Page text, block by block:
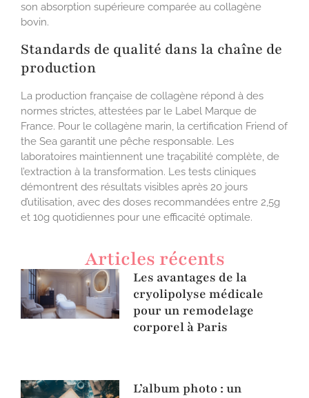
son absorption supérieure comparée au collagène
bovin.
Standards de qualité dans la chaîne de
production
La production française de collagène répond à des
normes strictes, attestées par le Label Marque de
France. Pour le collagène marin, la certification Friend of
the Sea garantit une pêche responsable. Les
laboratoires maintiennent une traçabilité complète, de
l’extraction à la transformation. Les tests cliniques
démontrent des résultats visibles après 20 jours
d’utilisation, avec des doses recommandées entre 2,5g
et 10g quotidiennes pour une efficacité optimale.
Articles récents
Les avantages de la
cryolipolyse médicale
pour un remodelage
corporel à Paris
L’album photo : un